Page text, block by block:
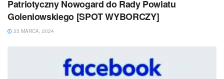
Patriotyczny Nowogard do Rady Powiatu
Goleniowskiego [SPOT WYBORCZY]
25 MARCA, 2024